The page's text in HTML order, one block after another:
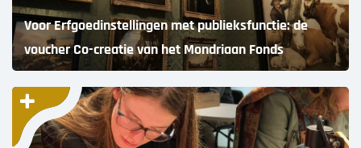
Voor Erfgoedinstellingen met publieksfunctie: de
voucher Co-creatie van het Mondriaan Fonds